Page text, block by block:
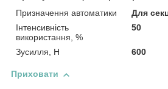
Призначення автоматики
Для
Інтенсивність
використання, %
50
Зусилля, Н 600
Приховати